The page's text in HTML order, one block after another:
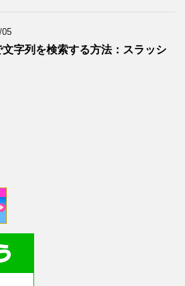
05
文字列を検索する方法：スラッシ